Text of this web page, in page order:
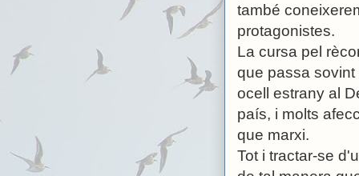
també
protagonistes.
La cursa pel
que passa
ocell estrany al
país, i molts
que marxi.
Tot i tractar-se